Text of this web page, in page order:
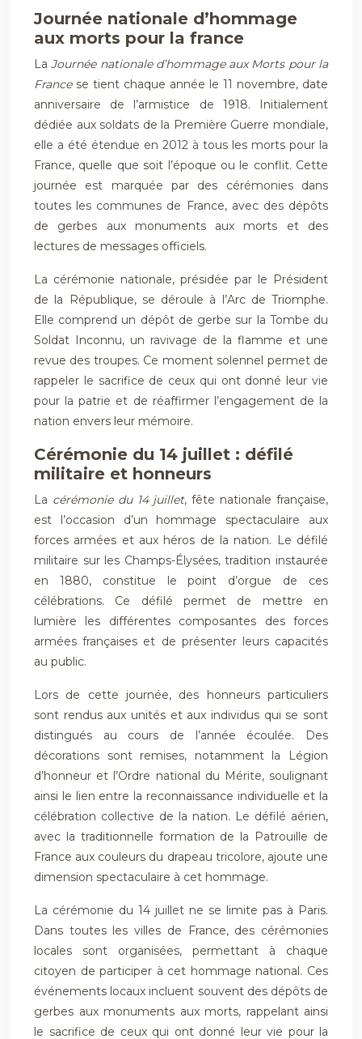
Journée nationale d’hommage
aux morts pour la france
LaJournée nationale d’hommage aux Morts pour la
France se tient chaque année le 11 novembre, date
anniversaire de l’armistice de 1918. Initialement
dédiée aux soldats de la Première Guerre mondiale,
elle a été étendue en 2012 à tous les morts pour la
France, quelle que soit l’époque ou le conflit. Cette
journée est marquée par des cérémonies dans
toutes les communes de France, avec des dépôts
de gerbes aux monuments aux morts et des
lectures de messages officiels.
La cérémonie nationale, présidée par le Président
de la République, se déroule à l’Arc de Triomphe.
Elle comprend un dépôt de gerbe sur la Tombe du
Soldat Inconnu, un ravivage de la flamme et une
revue des troupes. Ce moment solennel permet de
rappeler le sacrifice de ceux qui ont donné leur vie
pour la patrie et de réaffirmer l’engagement de la
nation envers leur mémoire.
Cérémonie du 14 juillet : défilé
militaire et honneurs
La cérémonie du 14 juillet, fête nationale française,
est l’occasion d’un hommage spectaculaire aux
forces armées et aux héros de la nation. Le défilé
militaire sur les Champs-Élysées, tradition instaurée
en 1880, constitue le point d’orgue de ces
célébrations. Ce défilé permet de mettre en
lumière les différentes composantes des forces
armées françaises et de présenter leurs capacités
au public.
Lors de cette journée, des honneurs particuliers
sont rendus aux unités et aux individus qui se sont
distingués au cours de l’année écoulée. Des
décorations sont remises, notamment la Légion
d’honneur et l’Ordre national du Mérite, soulignant
ainsi le lien entre la reconnaissance individuelle et la
célébration collective de la nation. Le défilé aérien,
avec la traditionnelle formation de la Patrouille de
France aux couleurs du drapeau tricolore, ajoute une
dimension spectaculaire à cet hommage.
La cérémonie du 14 juillet ne se limite pas à Paris.
Dans toutes les villes de France, des cérémonies
locales sont organisées, permettant à chaque
citoyen de participer à cet hommage national. Ces
événements locaux incluent souvent des dépôts de
gerbes aux monuments aux morts, rappelant ainsi
le sacrifice de ceux qui ont donné leur vie pour la